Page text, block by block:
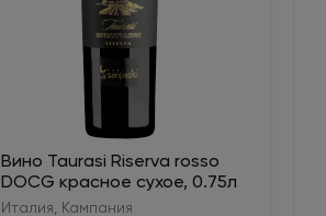
Вино Taurasi Riserva rosso
DOCG красное сухое, 0.75л
Италия, Кампания